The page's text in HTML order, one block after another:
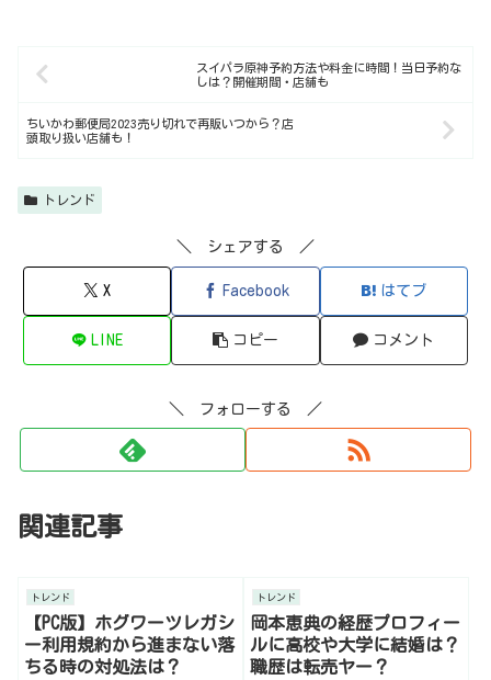
スイパラ原神予約方法や料金に時間！当日予約な
しは？開催期間・店舗も
ちいかわ郵便局2023売り切れで再販いつから？店
頭取り扱い店舗も！
トレンド
＼ シェアする ／
X Facebook はてブ
LINE コピー コメント
＼ フォローする ／
関連記事
トレンド
【PC版】ホグワーツレガシ
ー利用規約から進まない落
ちる時の対処法は？
トレンド
岡本恵典の経歴プロフィー
ルに高校や大学に結婚は？
職歴は転売ヤー？